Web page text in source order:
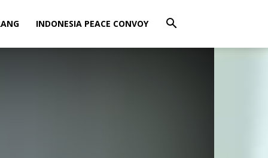
INDONESIA PEACE CONVOY